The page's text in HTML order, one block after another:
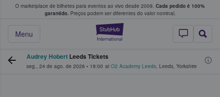
O marketplace de bilhetes para eventos ao vivo desde 2009. Cada pedido é 100%
garantido. Preços podem ser diferentes do valor nominal.
StubHub – onde
Menu
fãs compram e vendem bilhetes
Audrey Hobert Leeds Tickets
seg., 24 de ago. de 2026 • 19:00 at O2 Academy Leeds, Leeds, Yorkshire